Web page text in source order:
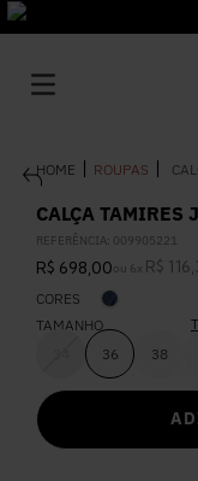
ROUPAS
CALÇA TAMIRES
REFERÊNCIA: 009905221
R$ 698,00 ou 6 x R$ 116
CORES
TAMANHO
36 38
1º Vestido
º Roupas